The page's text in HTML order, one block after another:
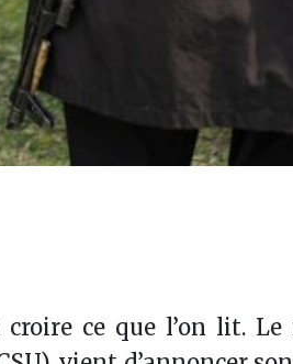
ce que l’on lit.